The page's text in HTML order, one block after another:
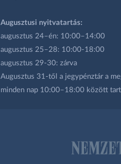
Augusztusi nyitvatartás:
augusztus 24–én: 10:00–14:00
augusztus 25–28: 10:00-18:00
augusztus 29-30: zárva
Augusztus 31-től a jegypénztár a
minden nap 10:00–18:00 között